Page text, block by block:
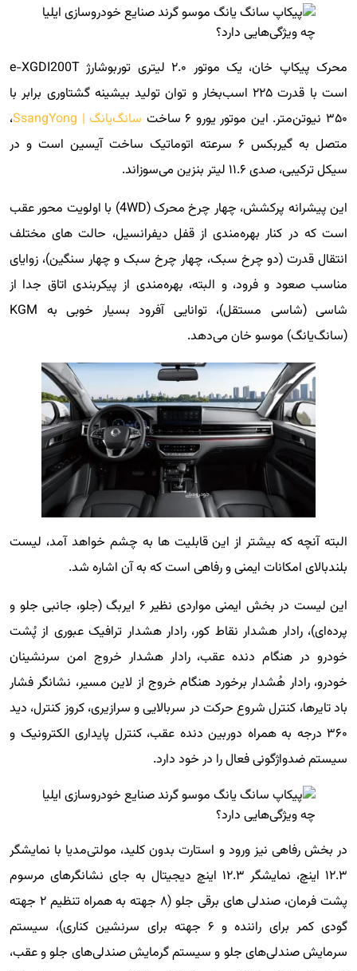
محرک پیکاپ خان، یک موتور ۲.۰ لیتری توربوشارژ e-XGDI200T
است با قدرت ۲۲۵ اسب‌بخار و توان تولید بیشینه گشتاوری برابر با
۳۵۰ نیوتن‌متر. این موتور یورو ۶ ساخت
سانگ‌یانگ | SsangYong
،
متصل به گیربکس ۶ سرعته اتوماتیک ساخت آیسین است و در
سیکل ترکیبی، صدی ۱۱.۶ لیتر بنزین می‌سوزاند.
این پیشرانه پرکشش، چهار چرخ محرک (4WD) با اولویت محور عقب
است که در کنار بهره‌مندی از قفل دیفرانسیل، حالت های مختلف
انتقال قدرت (دو چرخ سبک، چهار چرخ سبک و چهار سنگین)، زوایای
مناسب صعود و فرود، و البته، بهره‌مندی از پیکربندی اتاق جدا از
شاسی (شاسی مستقل)، توانایی آفرود بسیار خوبی به KGM
(سانگ‌یانگ) موسو خان می‌دهد.
البته آنچه که بیشتر از این قابلیت ها به چشم خواهد آمد، لیست
بلندبالای امکانات ایمنی و رفاهی است که به آن اشاره شد.
این لیست در بخش ایمنی مواردی نظیر ۶ ایربگ (جلو، جانبی جلو و
پرده‌ای)، رادار هشدار نقاط کور، رادار هشدار ترافیک عبوری از پُشت
خودرو در هنگام دنده عقب، رادار هشدار خروج امن سرنشینان
خودرو، رادار هُشدار برخورد هنگام خروج از لاین مسیر، نشانگر فشار
باد تایرها، کنترل شروع حرکت در سربالایی و سرازیری، کروز کنترل، دید
۳۶۰ درجه به همراه دوربین دنده عقب، کنترل پایداری الکترونیک و
سیستم ضدواژگونی فعال را در خود دارد.
در بخش رفاهی نیز ورود و استارت بدون کلید، مولتی‌مدیا با نمایشگر
۱۲.۳ اینچ، نمایشگر ۱۲.۳ اینچ دیجیتال به جای نشانگرهای مرسوم
پشت فرمان، صندلی های برقی جلو (۸ جهته به همراه تنظیم ۲ جهته
گودی کمر برای راننده و ۶ جهته برای سرنشین کناری)، سیستم
سرمایش صندلی‌های جلو و سیستم گرمایش صندلی‌های جلو و عقب،